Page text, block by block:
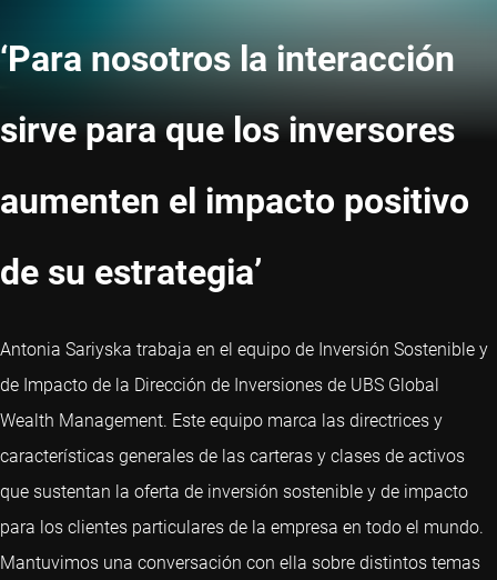
‘Para nosotros la interacción
sirve para que los inversores
aumenten el impacto positivo
de su estrategia’
Antonia Sariyska trabaja en el equipo de Inversión Sostenible y
de Impacto de la Dirección de Inversiones de UBS Global
Wealth Management. Este equipo marca las directrices y
características generales de las carteras y clases de activos
que sustentan la oferta de inversión sostenible y de impacto
para los clientes particulares de la empresa en todo el mundo.
Mantuvimos una conversación con ella sobre distintos temas